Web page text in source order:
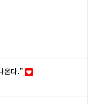
온다.”